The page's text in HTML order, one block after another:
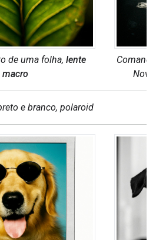
de uma folha, lente
macro
e branco, polaroid